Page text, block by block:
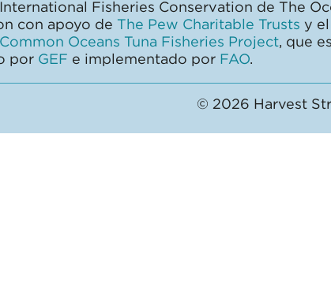
Fisheries Conservation de The
con apoyo de The Pew Charitable Trusts y el
Common Oceans Tuna Fisheries Project, que
por GEF e implementado por FAO.
© 2026 Harvest